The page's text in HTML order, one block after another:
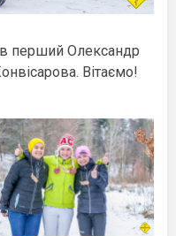
перший Олександр
Вітаємо!